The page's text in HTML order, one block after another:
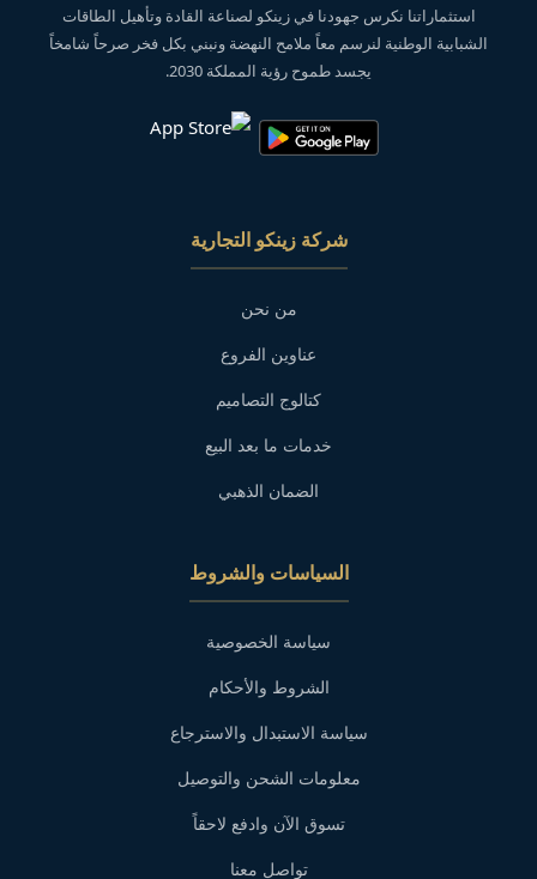
استثماراتنا نكرس جهودنا في زينكو لصناعة القادة وتأهيل الطاقات
الشبابية الوطنية لنرسم معاً ملامح النهضة ونبني بكل فخر صرحاً شامخاً
يجسد طموح رؤية المملكة 2030.
شركة زينكو التجارية
من نحن
عناوين الفروع
كتالوج التصاميم
خدمات ما بعد البيع
الضمان الذهبي
السياسات والشروط
سياسة الخصوصية
الشروط والأحكام
سياسة الاستبدال والاسترجاع
معلومات الشحن والتوصيل
تسوق الآن وادفع لاحقاً
تواصل معنا